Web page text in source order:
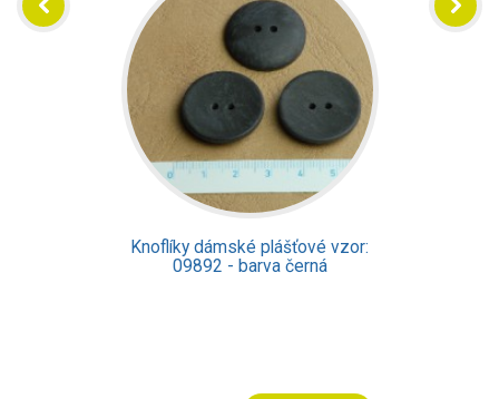
Knoflíky dámské plášťové vzor:
09892 - barva černá